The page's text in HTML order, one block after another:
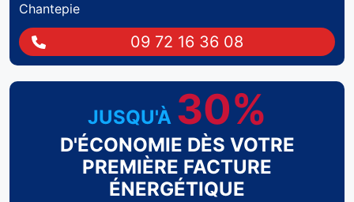
Chantepie
09 72 16 36 08
JUSQU'À 30%
D'ÉCONOMIE DÈS VOTRE
PREMIÈRE FACTURE
ÉNERGÉTIQUE